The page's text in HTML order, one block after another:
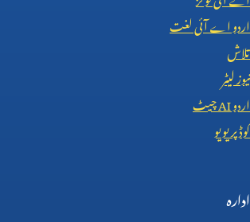
اردو اے آئی لغت
تلاش
نیوز لیٹر
اردوAIچیٹ
کوڈ پریویو
ادارہ